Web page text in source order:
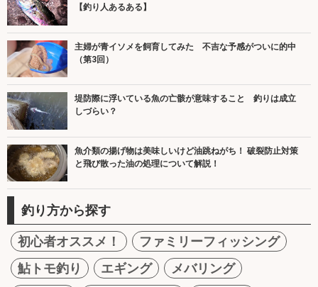
【釣り人あるある】
主婦が青イソメを飼育してみた 不吉な予感がついに的中
（第3回）
堤防際に浮いている魚の亡骸が意味すること 釣りは成立
しづらい？
魚介類の揚げ物は美味しいけど油跳ねがち！ 破裂防止対策
と飛び散った油の処理について解説！
釣り方から探す
初心者オススメ！
ファミリーフィッシング
鮎トモ釣り
エギング
メバリング